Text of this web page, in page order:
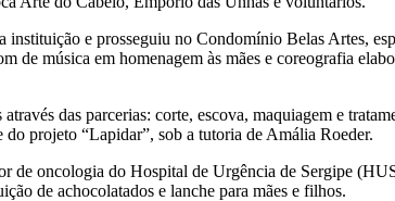
e prosseguiu no Condomínio Belas Artes,
de música em homenagem às mães e coreografia
das parcerias: corte, escova, maquiagem e
do projeto “Lapidar”, sob a tutoria de Amália Roeder.
de oncologia do Hospital de Urgência de Sergipe
de achocolatados e lanche para mães e filhos.